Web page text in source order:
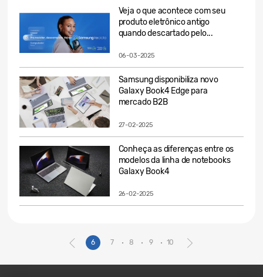
Veja o que acontece com seu
produto eletrônico antigo
quando descartado pelo...
06-03-2025
Samsung disponibiliza novo
Galaxy Book4 Edge para
mercado B2B
27-02-2025
Conheça as diferenças entre os
modelos da linha de notebooks
Galaxy Book4
26-02-2025
6 7 8 9 10